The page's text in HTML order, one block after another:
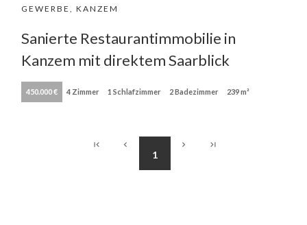
GEWERBE, KANZEM
Sanierte Restaurantimmobilie in
Kanzem mit direktem Saarblick
450.000 € 4 Zimmer 1 Schlafzimmer 2 Badezimmer 239 m²
1